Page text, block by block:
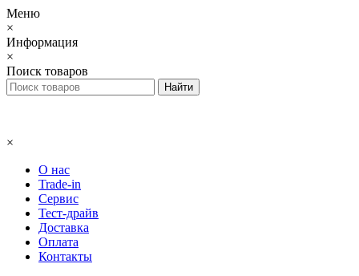
Меню
×
Информация
×
Поиск товаров
×
О нас
Trade-in
Сервис
Тест-драйв
Доставка
Оплата
Контакты